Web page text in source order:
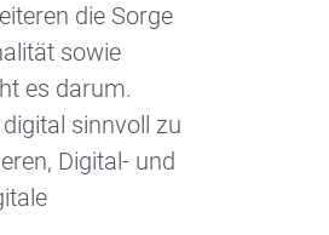
die Sorge
sowie
es darum.
sinnvoll zu
Digital- und